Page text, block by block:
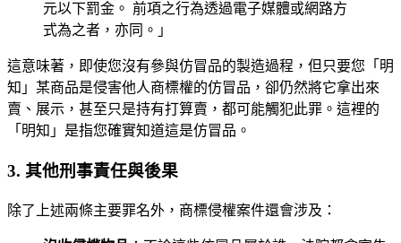
元以下罰金。 前項之行為透過電子媒體或網路方
式為之者，亦同。」
這意味著，即使您沒有參與仿冒品的製造過程，但只要您「明
知」某商品是侵害他人商標權的仿冒品，卻仍然將它拿出來
賣、展示，甚至只是持有打算賣，都可能觸犯此罪。這裡的
「明知」是指您確實知道這是仿冒品。
3. 其他刑事責任與後果
除了上述兩條主要罪名外，商標侵權案件還會涉及：